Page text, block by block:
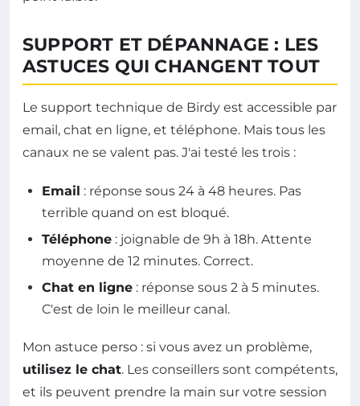
SUPPORT ET DÉPANNAGE : LES
ASTUCES QUI CHANGENT TOUT
Le support technique de Birdy est accessible par
email, chat en ligne, et téléphone. Mais tous les
canaux ne se valent pas. J'ai testé les trois :
Email : réponse sous 24 à 48 heures. Pas
terrible quand on est bloqué.
Téléphone : joignable de 9h à 18h. Attente
moyenne de 12 minutes. Correct.
Chat en ligne : réponse sous 2 à 5 minutes.
C'est de loin le meilleur canal.
Mon astuce perso : si vous avez un problème,
utilisez le chat. Les conseillers sont compétents,
et ils peuvent prendre la main sur votre session